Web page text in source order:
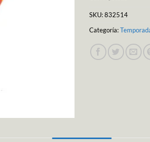
SKU:832514
Categoría: